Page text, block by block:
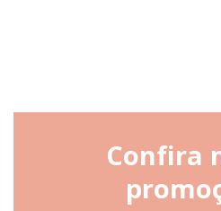
Confira